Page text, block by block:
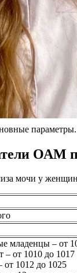
параметры.
ОАМ
мочи у
младенцы – от
– от 1010 до 1017
от 1012 до 1025